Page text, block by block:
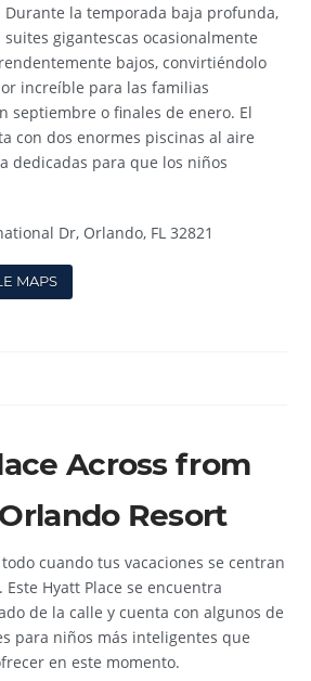
la temporada baja profunda,
gigantescas ocasionalmente
bajos, convirtiéndolo
increíble para las familias
septiembre o finales de enero. El
con dos enormes piscinas al aire
dedicadas para que los niños
Dr, Orlando, FL 32821
MAPS
Across from
Resort
cuando tus vacaciones se centran
Hyatt Place se encuentra
de la calle y cuenta con algunos de
para niños más inteligentes que
en este momento.